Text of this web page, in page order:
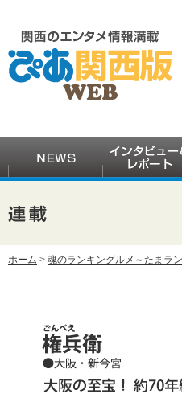
ホーム > 魂のランキングルメ～たまラ